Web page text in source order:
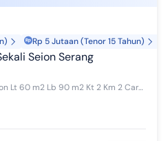
Rp 5 Jutaan (Tenor 15 Tahun)
Seion Serang
Dijual/disewakan hunian di Seion Lt 60 m2 Lb 90 m2 Kt 2 Km 2 Carport Dapur Listrik 2200va Air satelit HGB One gate system Perumahan elit...